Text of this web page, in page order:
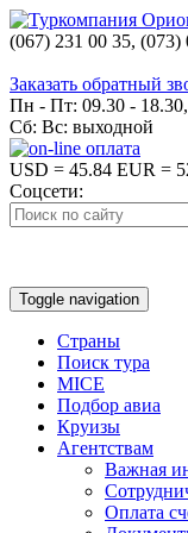
(067) 231 00 35, (073)
Заказать обратный
Пн - Пт: 09.30 - 18.30,
Сб: Вс: выходной
USD = 45.84 EUR =
Соцсети:
Toggle navigation
Страны
Поиск тура
MICE
Подбор авиа
Круизы
Агентствам
Важная
Оплата